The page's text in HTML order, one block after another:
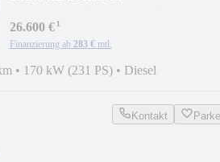
26.600 €¹
Finanzierung ab 283 € mtl.
• 170 kW (231 PS) • Diesel
Kontakt